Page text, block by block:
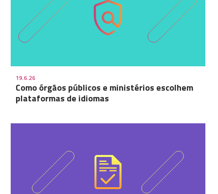
19.6.26
Como órgãos públicos e ministérios escolhem
plataformas de idiomas